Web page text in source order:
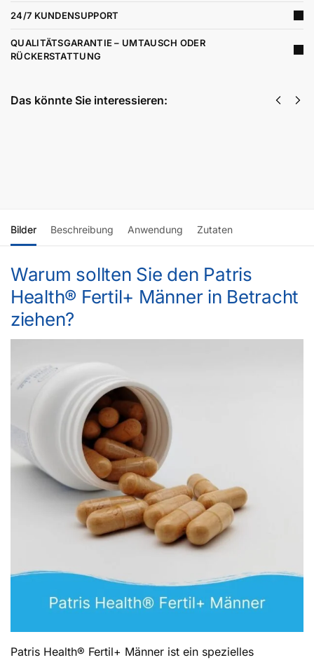
24/7 KUNDENSUPPORT
QUALITÄTSGARANTIE – UMTAUSCH ODER
RÜCKERSTATTUNG
Das könnte Sie interessieren:
Bilder Beschreibung Anwendung Zutaten
Warum sollten Sie den Patris
Health® Fertil+ Männer in Betracht
ziehen?
Patris Health® Fertil+ Männer ist ein spezielles